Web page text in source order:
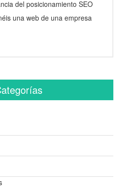
del posicionamiento SEO
una web de una empresa